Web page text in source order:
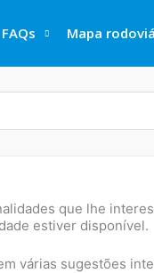
FAQs Mapa
que lhe
estiver disponível.
várias sugestões